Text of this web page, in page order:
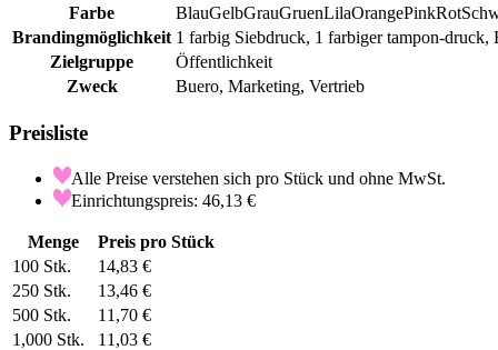
Farbe
BlauGelbGrauGruenLilaOrangePinkRot
Brandingmöglichkeit 1 farbig Siebdruck, 1 farbiger tampon-druck,
Zielgruppe
Öffentlichkeit
Zweck
Buero, Marketing, Vertrieb
Preisliste
Alle Preise verstehen sich pro Stück und ohne MwSt.
Einrichtungspreis: 46,13 €
Menge
Preis pro Stück
100 Stk.
14,83 €
250 Stk.
13,46 €
500 Stk.
11,70 €
1,000 Stk.
11,03 €